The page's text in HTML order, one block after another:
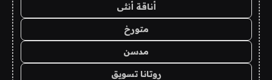
أناقة أنثى
متورخ
مدسن
روتانا تسويق